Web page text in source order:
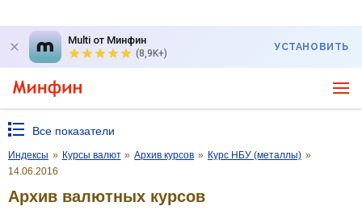
Multi от Минфин
(8,9K+)
УСТАНОВИТЬ
Все показатели
Индексы » Курсы валют » Архив курсов » Курс НБУ (металлы) »
14.06.2016
Архив валютных курсов